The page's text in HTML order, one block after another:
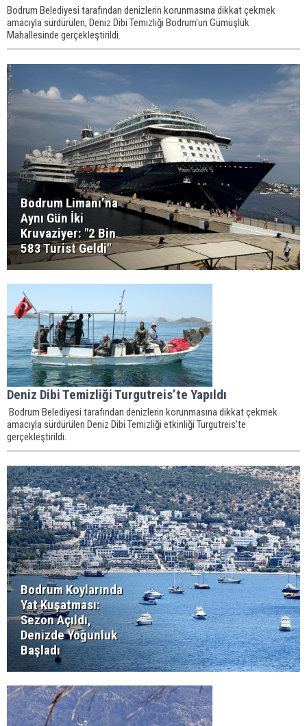
Bodrum Belediyesi tarafından denizlerin korunmasına dikkat çekmek
amacıyla sürdürülen, Deniz Dibi Temizliği Bodrum'un Gümüşlük
Mahallesinde gerçekleştirildi.
Bodrum Limanı’na
Aynı Gün İki
Kruvaziyer: "2 Bin
583 Turist Geldi"
Deniz Dibi Temizliği Turgutreis’te Yapıldı
Bodrum Belediyesi tarafından denizlerin korunmasına dikkat çekmek
amacıyla sürdürülen Deniz Dibi Temizliği etkinliği Turgutreis’te
gerçekleştirildi.
Bodrum Koylarında
Yat Kuşatması:
Sezon Açıldı,
Denizde Yoğunluk
Başladı